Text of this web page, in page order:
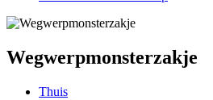
Wegwerpmonsterzakje
Thuis